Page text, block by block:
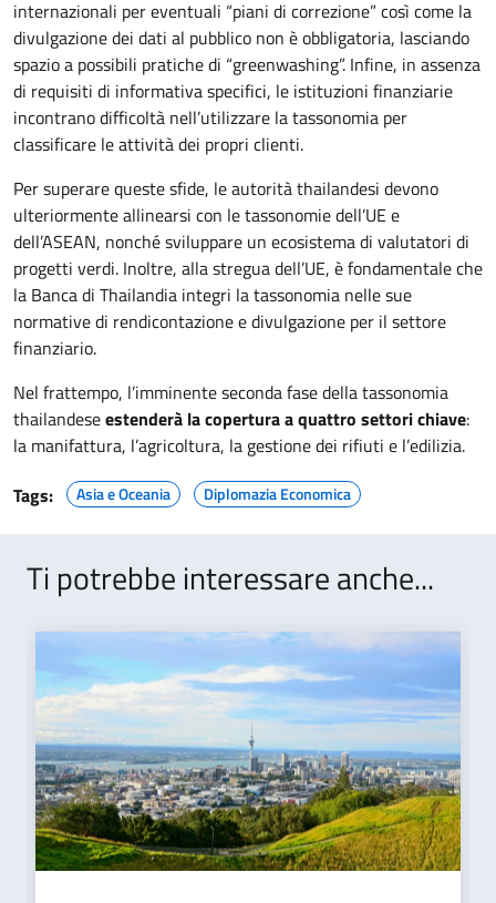
internazionali per eventuali “piani di correzione” così come la
divulgazione dei dati al pubblico non è obbligatoria, lasciando
spazio a possibili pratiche di “greenwashing”. Infine, in assenza
di requisiti di informativa specifici, le istituzioni finanziarie
incontrano difficoltà nell’utilizzare la tassonomia per
classificare le attività dei propri clienti.
Per superare queste sfide, le autorità thailandesi devono
ulteriormente allinearsi con le tassonomie dell’UE e
dell’ASEAN, nonché sviluppare un ecosistema di valutatori di
progetti verdi. Inoltre, alla stregua dell’UE, è fondamentale che
la Banca di Thailandia integri la tassonomia nelle sue
normative di rendicontazione e divulgazione per il settore
finanziario.
Nel frattempo, l’imminente seconda fase della tassonomia
thailandeseestenderà la copertura a quattro settori chiave:
la manifattura, l’agricoltura, la gestione dei rifiuti e l’edilizia.
Tags:
Asia e Oceania Diplomazia Economica
Ti potrebbe interessare anche...